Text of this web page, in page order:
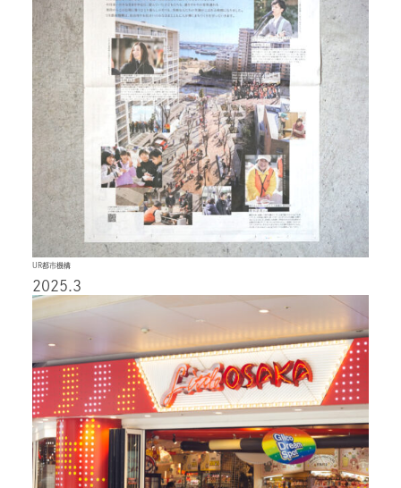
UR都市機構
2025.3